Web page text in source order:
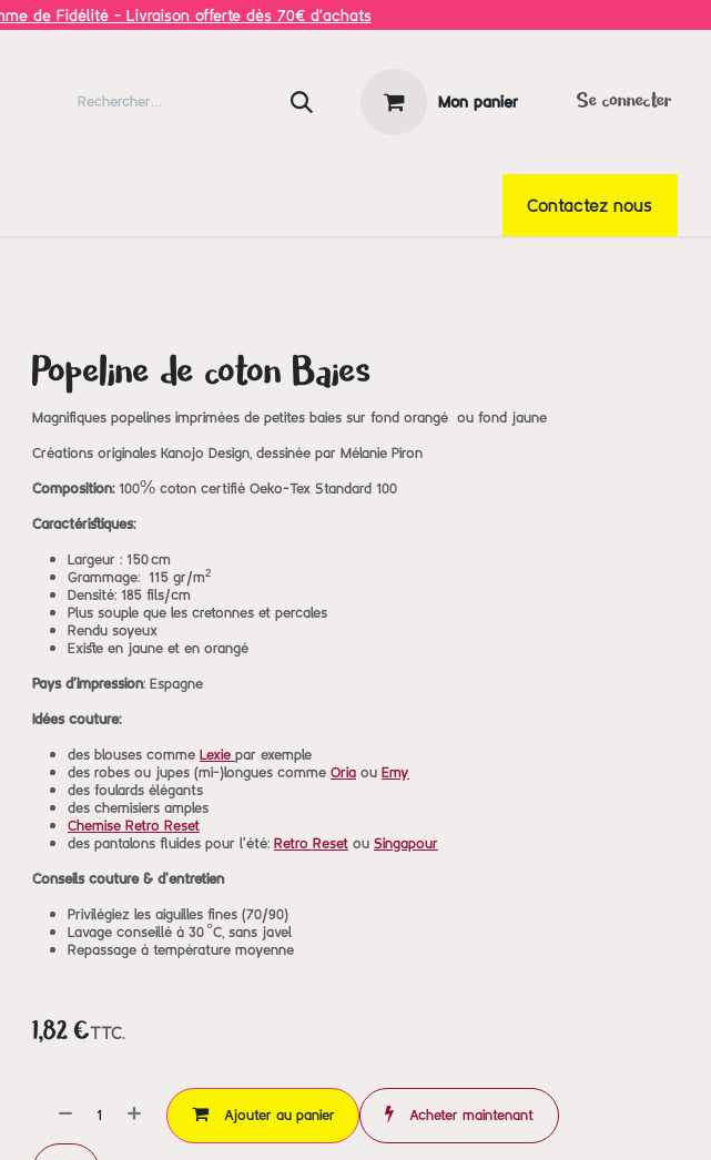
de Fidélité - Livraison offerte dès 70€ d'achats
Mon panier Se connecter
Contactez nous
Popeline de coton Baies
Magnifiques popelines imprimées de petites baies sur fond orangé ou fond jaune
Créations originales Kanojo Design, dessinée par Mélanie Piron
Composition:100% coton certifié Oeko-Tex Standard 100
Caractéristiques:
Largeur : 150 cm
Grammage: 115 gr/m²
Densité: 185 fils/cm
Plus souple que les cretonnes et percales
Rendu soyeux
Existe en jaune et en orangé
Pays d'impression: Espagne
Idées couture:
des blouses comme Lexie par exemple
des robes ou jupes (mi-)longues comme Oria ou Emy
des foulards élégants
des chemisiers amples
Chemise Retro Reset
des pantalons fluides pour l'été: Retro Reset ou Singapour
Conseils couture & d’entretien
Privilégiez les aiguilles fines (70/90)
Lavage conseillé à 30 °C, sans javel
Repassage à température moyenne
1,82 €TTC.
Ajouter au panier Acheter maintenant